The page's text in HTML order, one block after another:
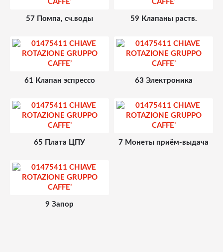
57 Помпа, сч.воды 59 Клапаны раств.
61 Клапан эспрессо 63 Электроника
65 Плата ЦПУ 7 Монеты приём-выдача
9 Запор